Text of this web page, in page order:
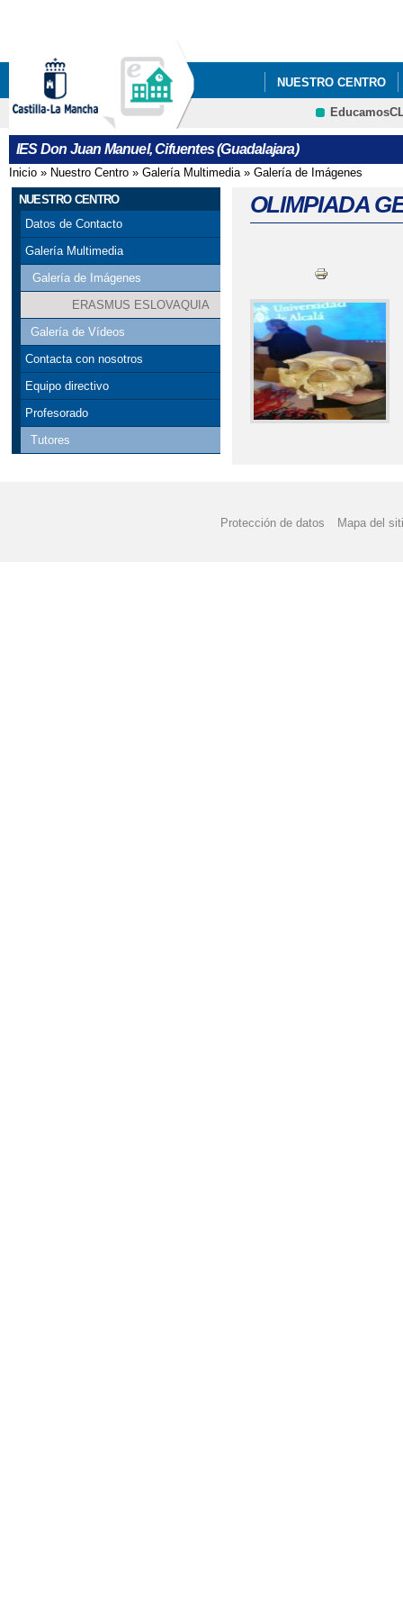
NUESTRO CENTRO
PROYECTOS DE
IES Don Juan Manuel, Cifuentes (Guadalajara)
Se encuentra usted aquí
Inicio » Nuestro Centro » Galería Multimedia» Galería de Imágenes
NUESTRO CENTRO
Datos de Contacto
Galería Multimedia
Galería de Imágenes
ERASMUS ESLOVAQUIA
Galería de Vídeos
Contacta con nosotros
Equipo directivo
Profesorado
Tutores
OLIMPIADA
Protección de datos Mapa del